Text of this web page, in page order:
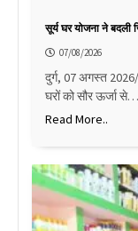
सूर्य घर योजना ने बदली
07/08/2026
दुर्ग, 07 अगस्त
घरों को सौर ऊर्जा से…
Read More..